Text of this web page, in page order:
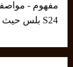
S24 بلس حيث كشفت شركة سامسونج رسميًا…